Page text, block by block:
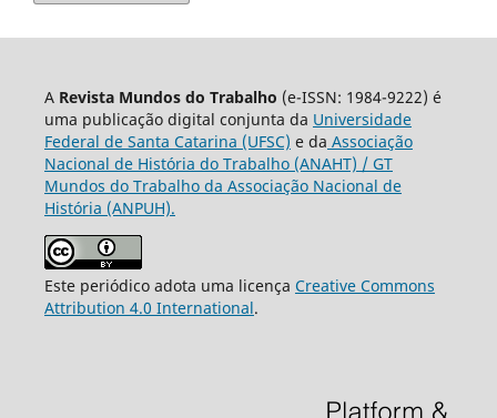
A Revista Mundos do Trabalho (e-ISSN: 1984-9222) é
uma publicação digital conjunta da Universidade
Federal de Santa Catarina (UFSC) e da Associação
Nacional de História do Trabalho (ANAHT) / GT
Mundos do Trabalho da Associação Nacional de
História (ANPUH).
Este periódico adota uma licença Creative Commons
Attribution 4.0 International.